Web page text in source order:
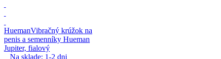
HuemanVibračný krúžok na
penis a semenníky Hueman
Jupiter, fialový
Na sklade: 1-2 dni